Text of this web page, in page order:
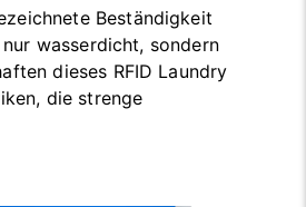
Beständigkeit
wasserdicht, sondern
dieses RFID Laundry
die strenge